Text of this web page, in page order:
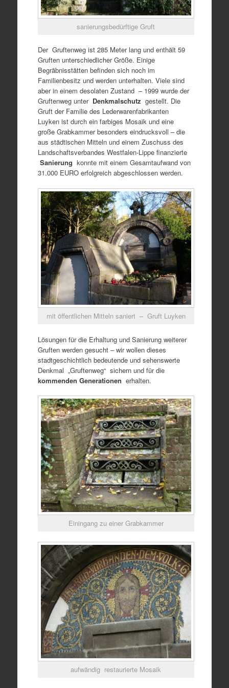
sanierungsbedürftige Gruft
Der Gruftenweg ist 285 Meter lang und enthält 59
Gruften unterschiedlicher Größe. Einige
Begräbnisstätten befinden sich noch im
Familienbesitz und werden unterhalten. Viele sind
aber in einem desolaten Zustand – 1999 wurde der
Gruftenweg unter Denkmalschutz gestellt. Die
Gruft der Familie des Lederwarenfabrikanten
Luyken ist durch ein farbiges Mosaik und eine
große Grabkammer besonders eindrucksvoll – die
aus städtischen Mitteln und einem Zuschuss des
Landschaftsverbandes Westfalen-Lippe finanzierte
Sanierung konnte mit einem Gesamtaufwand von
31.000 EURO erfolgreich abgeschlossen werden.
mit öffentlichen Mitteln saniert – Gruft Luyken
Lösungen für die Erhaltung und Sanierung weiterer
Gruften werden gesucht – wir wollen dieses
stadtgeschichtlich bedeutende und sehenswerte
Denkmal „Gruftenweg“ sichern und für die
kommenden Generationen erhalten.
Einingang zu einer Grabkammer
aufwändig restaurierte Mosaik